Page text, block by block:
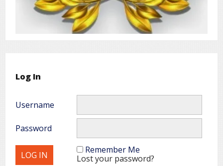
Log In
Username
Password
Remember Me
Lost your password?